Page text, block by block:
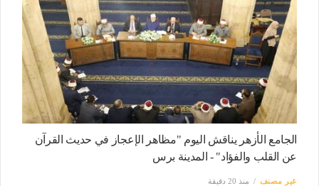
الجامع الأزهر يناقش اليوم "مظاهر الإعجاز في حديث القرآن
عن القلب والفؤاد" - المدينة برس
غير مصنف منذ 20 دقيقة